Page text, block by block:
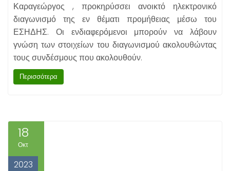
Καραγεώργος , προκηρύσσει ανοικτό ηλεκτρονικό
διαγωνισμό της εν θέματι προμήθειας μέσω του
ΕΣΗΔΗΣ. Οι ενδιαφερόμενοι μπορούν να λάβουν
γνώση των στοιχείων του διαγωνισμού ακολουθώντας
τους συνδέσμους που ακολουθούν.
Περισσότερα
18
Οκτ
2023